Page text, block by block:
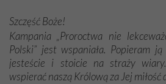
Szczęść Boże!
Kampania „Proroctwa nie
Polski” jest wspaniała. Popieram
jesteście i stoicie na straży
wspierać naszą Królową za Jej miłość